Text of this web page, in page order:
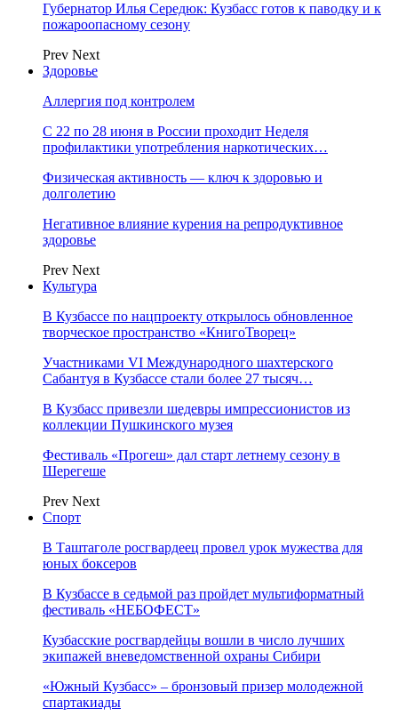
Губернатор Илья Середюк: Кузбасс готов к паводку и к
пожароопасному сезону
Prev Next
Здоровье
Аллергия под контролем
С 22 по 28 июня в России проходит Неделя
профилактики употребления наркотических…
Физическая активность — ключ к здоровью и
долголетию
Негативное влияние курения на репродуктивное
здоровье
Prev Next
Культура
В Кузбассе по нацпроекту открылось обновленное
творческое пространство «КнигоТворец»
Участниками VI Международного шахтерского
Сабантуя в Кузбассе стали более 27 тысяч…
В Кузбасс привезли шедевры импрессионистов из
коллекции Пушкинского музея
Фестиваль «Прогеш» дал старт летнему сезону в
Шерегеше
Prev Next
Спорт
В Таштаголе росгвардеец провел урок мужества для
юных боксеров
В Кузбассе в седьмой раз пройдет мультиформатный
фестиваль «НЕБОФЕСТ»
Кузбасские росгвардейцы вошли в число лучших
экипажей вневедомственной охраны Сибири
«Южный Кузбасс» – бронзовый призер молодежной
спартакиады